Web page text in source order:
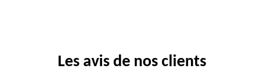
Les avis de nos clients